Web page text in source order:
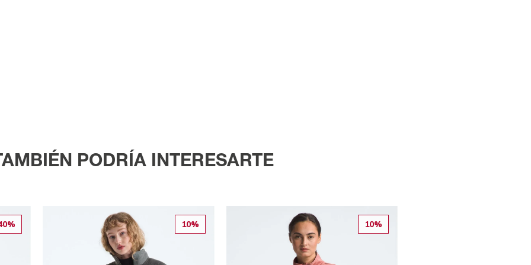
PODRÍA INTERESARTE
10% 10%